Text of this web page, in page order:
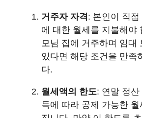
거주자 자격 : 본인이 직
에 대한 월세를 지불해야
모님 집에 거주하며 임대
있다면 해당 조건을 만족
다.
월세액의 한도: 연말 정
득에 따라 공제 가능한 월